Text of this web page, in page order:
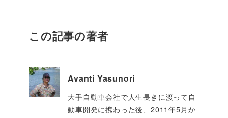
この記事の著者
Avanti Yasunori
大手自動車会社で人生長きに渡って自
動車開発に携わった後、2011年5月か